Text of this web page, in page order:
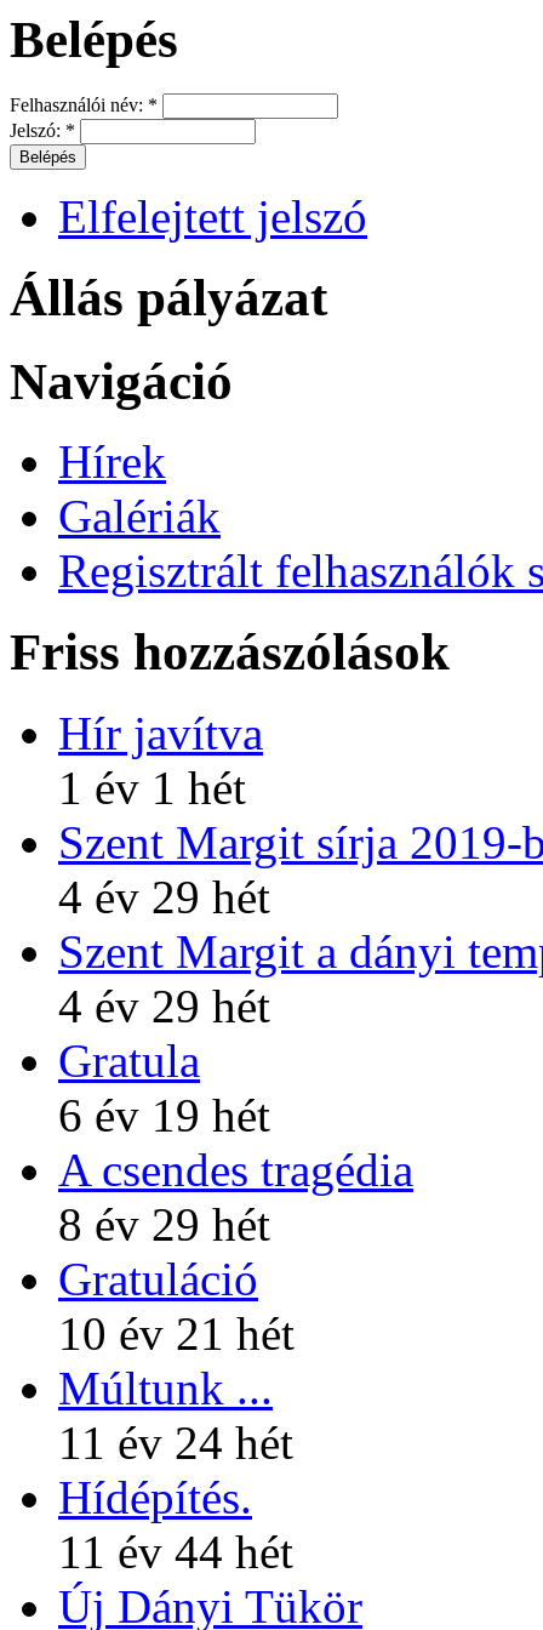
Belépés
Felhasználói név: *
Jelszó: *
Elfelejtett jelszó
Állás pályázat
Navigáció
Hírek
Galériák
Regisztrált felhasználók
Friss hozzászólások
Hír javítva
1 év 1 hét
Szent Margit sírja 2019-
4 év 29 hét
Szent Margit a dányi
4 év 29 hét
Gratula
6 év 19 hét
A csendes tragédia
8 év 29 hét
Gratuláció
10 év 21 hét
Múltunk ...
11 év 24 hét
Hídépítés.
11 év 44 hét
Új Dányi Tükör